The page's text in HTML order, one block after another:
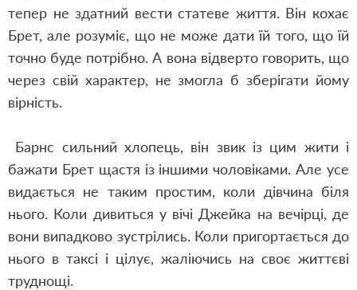
тепер не здатний вести статеве життя. Він кохає
Брет, але розуміє, що не може дати їй того, що їй
точно буде потрібно. А вона відверто говорить, що
через свій характер, не змогла б зберігати йому
вірність.
Барнс сильний хлопець, він звик із цим жити і
бажати Брет щастя із іншими чоловіками. Але усе
видається не таким простим, коли дівчина біля
нього. Коли дивиться у вічі Джейка на вечірці, де
вони випадково зустрілись. Коли пригортається до
нього в таксі і цілує, жаліючись на своє життєві
труднощі.